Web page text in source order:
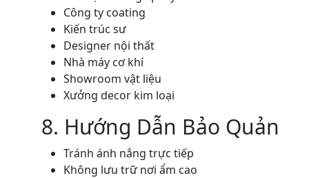
Công ty coating
Kiến trúc sư
Designer nội thất
Nhà máy cơ khí
Showroom vật liệu
Xưởng decor kim loại
8. Hướng Dẫn Bảo Quản
Tránh ánh nắng trực tiếp
Không lưu trữ nơi ẩm cao